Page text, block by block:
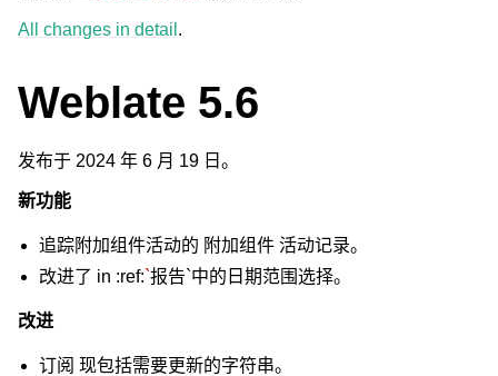
All changes in detail .
Weblate 5.6
发布于 2024 年 6 月 19 日。
新功能
追踪附加组件活动的 附加组件 活动记录。
改进了 in :ref:`报告`中的日期范围选择。
改进
订阅 现包括需要更新的字符串。